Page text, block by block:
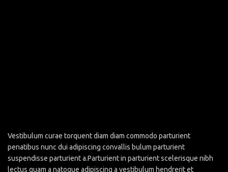
Vestibulum curae torquent diam diam commodo parturient
penatibus nunc dui adipiscing convallis bulum parturient
suspendisse parturient a.Parturient in parturient scelerisque nibh
lectus quam a natoque adipiscing a vestibulum hendrerit et